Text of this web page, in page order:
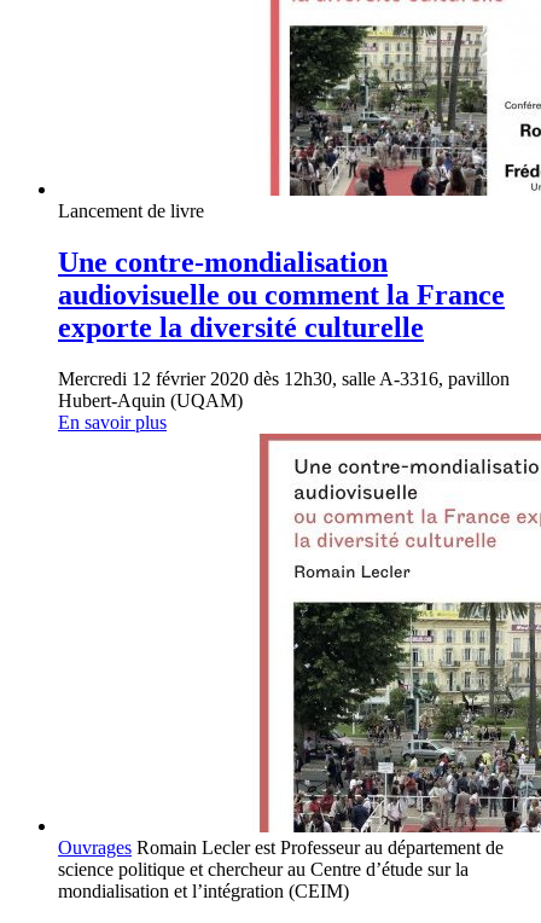
Lancement de livre
Une contre-mondialisation
audiovisuelle ou comment la France
exporte la diversité culturelle
Mercredi 12 février 2020 dès 12h30, salle A-3316, pavillon
Hubert-Aquin (UQAM)
En savoir plus
Ouvrages Romain Lecler est Professeur au département de
science politique et chercheur au Centre d’étude sur la
mondialisation et l’intégration (CEIM)